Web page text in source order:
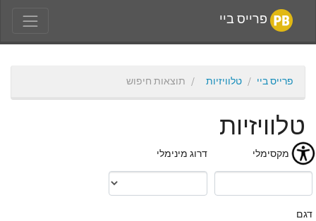
פרייס ביי
פרייס ביי טלוויזיות תוצאות חיפוש
טלוויזיות
מחיר מקסימלי דרוג מינימלי
דגם